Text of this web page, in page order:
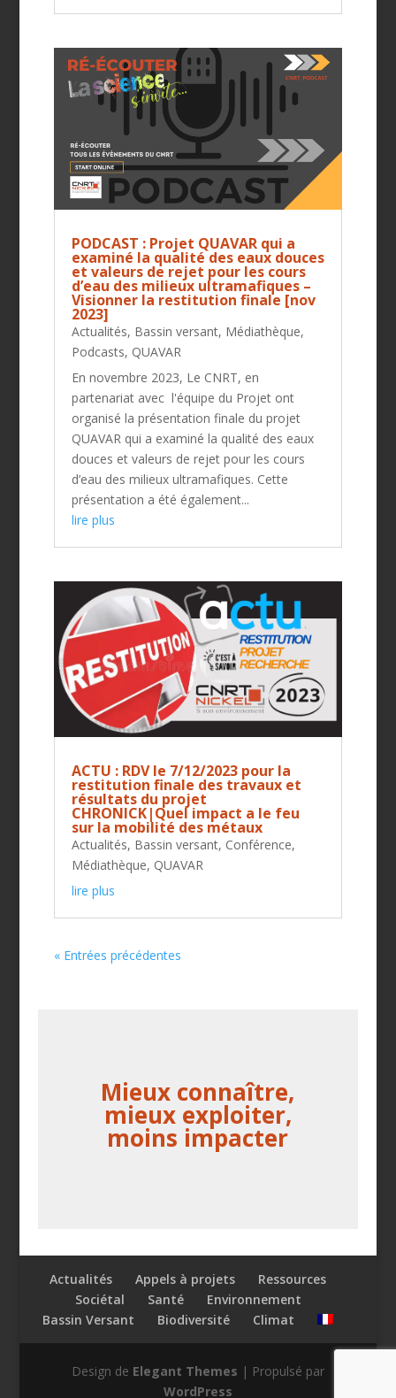
PODCAST : Projet QUAVAR qui a
examiné la qualité des eaux douces
et valeurs de rejet pour les cours
d’eau des milieux ultramafiques –
Visionner la restitution finale [nov
2023]
Actualités, Bassin versant, Médiathèque,
Podcasts, QUAVAR
En novembre 2023, Le CNRT, en
partenariat avec l'équipe du Projet ont
organisé la présentation finale du projet
QUAVAR qui a examiné la qualité des eaux
douces et valeurs de rejet pour les cours
d’eau des milieux ultramafiques. Cette
présentation a été également...
lire plus
ACTU : RDV le 7/12/2023 pour la
restitution finale des travaux et
résultats du projet
CHRONICK|Quel impact a le feu
sur la mobilité des métaux
Actualités, Bassin versant, Conférence,
Médiathèque, QUAVAR
lire plus
« Entrées précédentes
Mieux connaître,
mieux exploiter,
moins impacter
Actualités Appels à projets
Ressources
Sociétal
Santé
Environnement
Bassin Versant
Biodiversité Climat
Design de Elegant Themes | Propulsé par
WordPress